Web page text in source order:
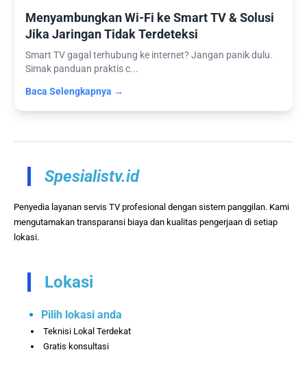
Menyambungkan Wi-Fi ke Smart TV & Solusi
Jika Jaringan Tidak Terdeteksi
Smart TV gagal terhubung ke internet? Jangan panik dulu.
Simak panduan praktis c...
Baca Selengkapnya →
Spesialistv.id
Penyedia layanan servis TV profesional dengan sistem panggilan. Kami
mengutamakan transparansi biaya dan kualitas pengerjaan di setiap
lokasi.
Lokasi
Pilih lokasi anda
Teknisi Lokal Terdekat
Gratis konsultasi